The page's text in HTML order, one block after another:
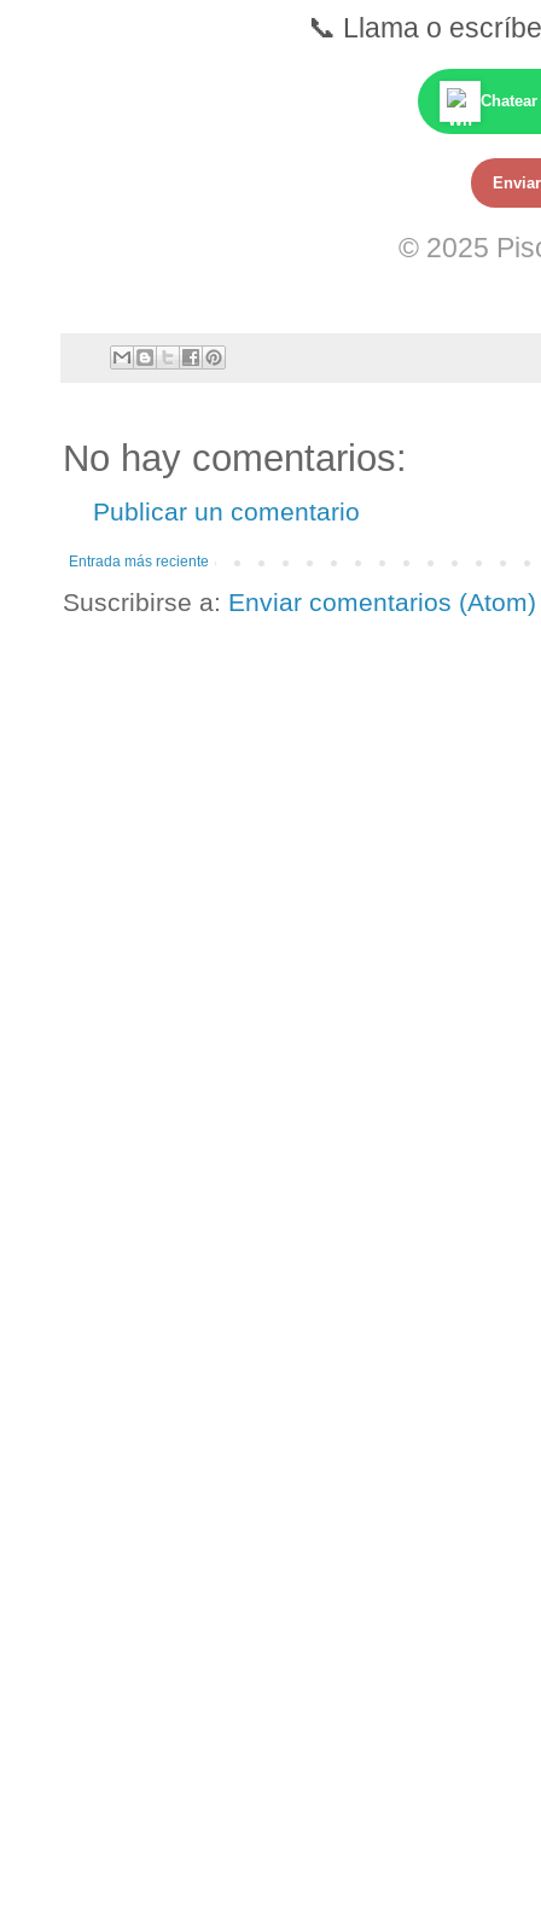
📞 Llama o
© 2025
No hay comentarios:
Publicar un comentario
Entrada más reciente
Suscribirse a: Enviar comentarios (Atom)